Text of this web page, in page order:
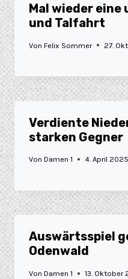
Mal wieder eine
und Talfahrt
Von Felix Sommer 27.
Verdiente
starken Gegner
Von Damen 1 4. April 2025
Auswärtsspiel
Odenwald
Von Damen 1 13. Oktober